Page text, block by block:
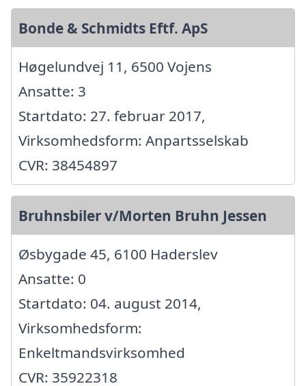
Bonde & Schmidts Eftf. ApS
Høgelundvej 11, 6500 Vojens
Ansatte: 3
Startdato: 27. februar 2017,
Virksomhedsform: Anpartsselskab
CVR: 38454897
Bruhnsbiler v/Morten Bruhn Jessen
Øsbygade 45, 6100 Haderslev
Ansatte: 0
Startdato: 04. august 2014,
Virksomhedsform:
Enkeltmandsvirksomhed
CVR: 35922318